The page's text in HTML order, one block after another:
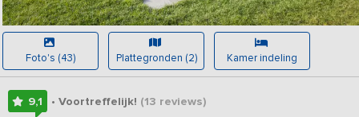
Foto's (43) Plattegronden (2) Kamer indeling
9,1 • Voortreffelijk! (13 reviews)